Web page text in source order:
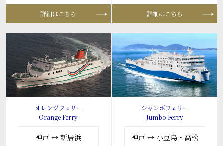
詳細はこちら 詳細はこちら
オレンジフェリー
Orange Ferry
神戸 ↔ 新居浜
ジャンボフェリー
Jumbo Ferry
神戸 ↔ 小豆島・高松